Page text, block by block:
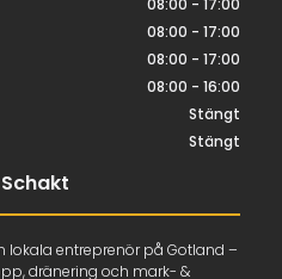
08:00 - 17:00
08:00 - 17:00
08:00 - 17:00
08:00 - 16:00
Stängt
Stängt
lokala entreprenör på Gotland –
dränering och mark- &